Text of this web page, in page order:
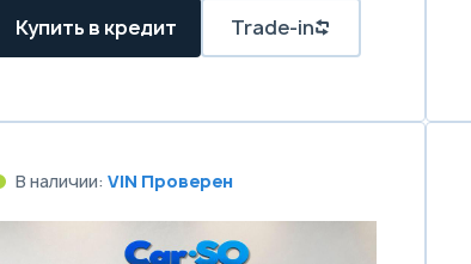
Купить в кредит Trade-in
В наличии: VIN Проверен